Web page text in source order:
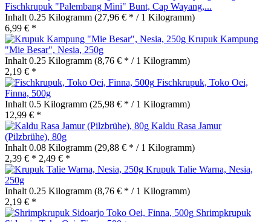
Fischkrupuk "Palembang Mini" Bunt, Cap Wayang,...
Inhalt 0.25 Kilogramm (27,96 € * / 1 Kilogramm)
6,99 € *
Krupuk Kampung
"Mie Besar", Nesia, 250g
Inhalt 0.25 Kilogramm (8,76 € * / 1 Kilogramm)
2,19 € *
Fischkrupuk, Toko Oei,
Finna, 500g
Inhalt 0.5 Kilogramm (25,98 € * / 1 Kilogramm)
12,99 € *
Kaldu Rasa Jamur
(Pilzbrühe), 80g
Inhalt 0.08 Kilogramm (29,88 € * / 1 Kilogramm)
2,39 € * 2,49 € *
Krupuk Talie Warna, Nesia,
250g
Inhalt 0.25 Kilogramm (8,76 € * / 1 Kilogramm)
2,19 € *
Shrimpkrupuk